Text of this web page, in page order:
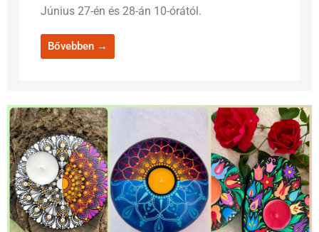
Június 27-én és 28-án 10-órától.
Bővebben →